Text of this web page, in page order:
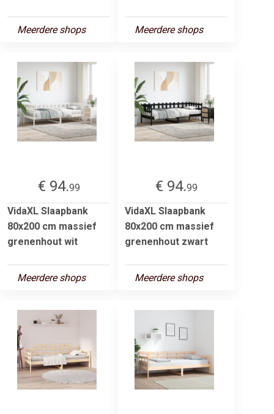
Meerdere shops Meerdere shops
€ 94.99
VidaXL Slaapbank
80x200 cm massief
grenenhout wit
Meerdere shops
€ 94.99
VidaXL Slaapbank
80x200 cm massief
grenenhout zwart
Meerdere shops